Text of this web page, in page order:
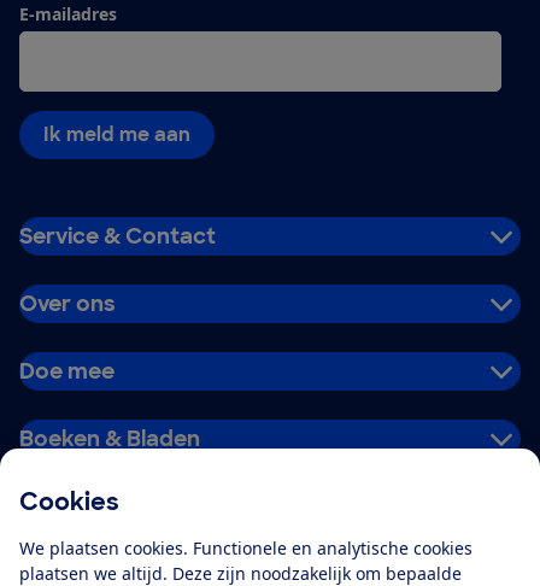
Cookies
We plaatsen cookies. Functionele en analytische cookies
plaatsen we altijd. Deze zijn noodzakelijk om bepaalde
E-mailadres
Ik meld me aan
Service & Contact
Over ons
Doe mee
Boeken & Bladen